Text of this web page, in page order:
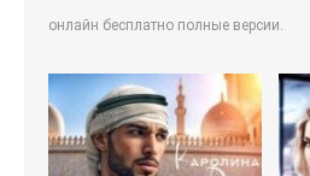
онлайн бесплатно полные версии.